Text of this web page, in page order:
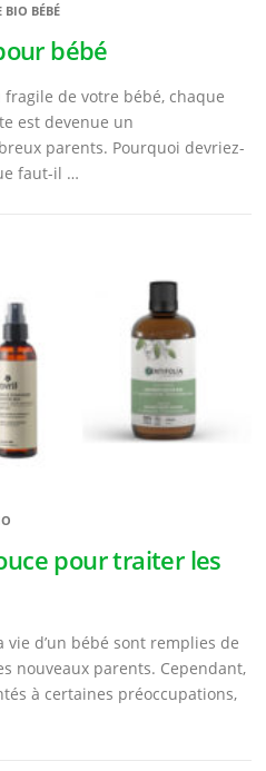
BIO BÉBÉ
bébé
de votre bébé, chaque
est devenue un
parents. Pourquoi devriez-
faut-il …
pour traiter les
d’un bébé sont remplies de
nouveaux parents. Cependant,
à certaines préoccupations,